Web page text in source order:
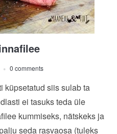
0 comments
küpsetatud siis sulab ta
ei tasuks teda üle
kummiseks, nätskeks ja
seda rasvaosa (tuleks